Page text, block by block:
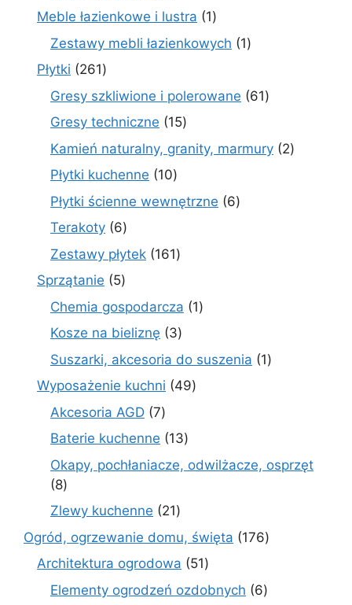
produkty
Meble łazienkowe i lustra 11
produkt
Zestawy mebli łazienkowych 11
Płytki 261261
produktów
Gresy szkliwione i polerowane 6161
Gresy techniczne 1515
produktów
Kamień naturalny, granity, marmury 22
Płytki kuchenne 1010
produktów
Płytki ścienne wewnętrzne 66
Terakoty 66
produktów
Zestawy płytek 161161
Sprzątanie 55
produktów
Chemia gospodarcza 11
Kosze na bieliznę 33
produkty
Suszarki, akcesoria do suszenia 11
Wyposażenie kuchni 4949
Akcesoria AGD 77
produktów
Baterie kuchenne 1313
produktów
Okapy, pochłaniacze, odwilżacze, osprzęt
88
produktów
Zlewy kuchenne 2121
produktów
Ogród, ogrzewanie domu, święta 176176
Architektura ogrodowa 5151
produktów
Elementy ogrodzeń ozdobnych 66